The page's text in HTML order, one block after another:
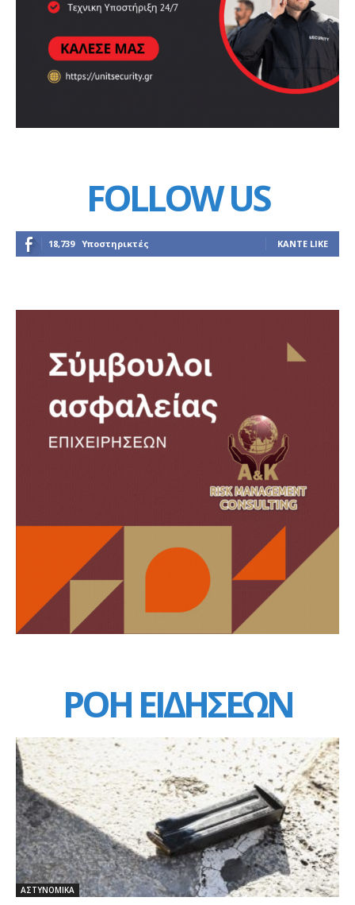
FOLLOW US
18,739 Υποστηρικτές ΚΆΝΤΕ LIKE
ΡΟΗ ΕΙΔΗΣΕΩΝ
ΑΣΤΥΝΟΜΙΚΑ